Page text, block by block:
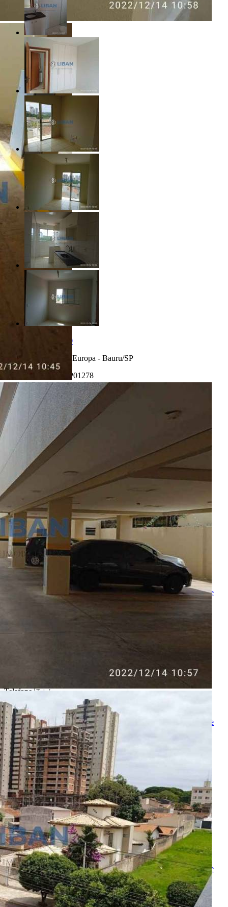
R$ 200.000,00
Parque Jardim Europa - Bauru/SP
Referência: AP01278
1 Quarto
1 Banheiro
1 Vaga
42.00 m²
Realizado
Enviado com sucesso!
Entre em contato
Nome
E-mail
Telefone
Mensagem
Ao ENVIAR você concorda com os
Termos de UsoePolítica de
Privacidade
Telefone
Melhor horário para ligar
Ao ENVIAR você concorda com os
Política de
Privacidade
Solicitar Ligação
Indique este imóvel
Seu Nome
Nome do amigo
Seu e-mail
E-mail do amigo
Mensagem
Ao ENVIAR você concorda com osTermos de UsoePolítica de
Privacidade
Enviar Indicação